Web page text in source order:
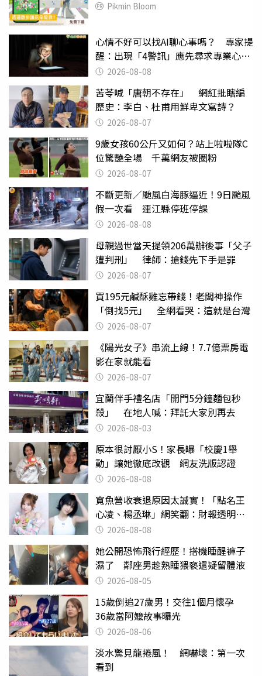
Pikmin Bloom
心情不好可以找AI聊心事嗎？ 專家提
醒：出現「4警訊」應先尋求專業心理
協助2026-08-08
苦苓喊「唐朝不存在」 網紅批瞎編
歷史：李白、杜甫用鮮卑文寫詩？
2026-08-07
9歲女孩60公斤又如何？站上啦啦隊C
位驚艷全場 千萬網友被圈粉
2026-08-07
不斷更新／颱風白海豚逼近！9日颱風
假一次看 連江縣停班停課
2026-08-08
母親過世當天提領206萬辦後事「父子
遭判刑」 律師：搶錢先下手是罪
2026-08-07
買195元鹹酥雞忘帶錢！老闆神操作
「倒找5元」 全網看哭：這就是台灣
2026-08-07
《陽光女子》串流上線！7.7億票房電
影在家就能看
2026-08-07
宜蘭伴手禮名店「開門5分鐘麵包秒
殺」 在地人喊：拜託大家別再去
2026-08-03
原本很討厭小S！家長曝「校慶1舉
動」讓她徹底改觀 網友洗版認證
2026-08-08
寬魚營收衰退原因太誠實！「點名王
心凌、楊丞琳」網笑翻：財報透明度
滿分2026-08-08
她公開恐怖飛行經歷！搭機睡醒褲子
濕了 鄰座男趁熟睡猥褻還疑留體液
2026-08-05
15歲倒追27歲男！交往1個月懷孕
36歲當阿嬤故事曝光
2026-08-06
淡水驚見龍捲風！ 網嚇壞：第一次
看到